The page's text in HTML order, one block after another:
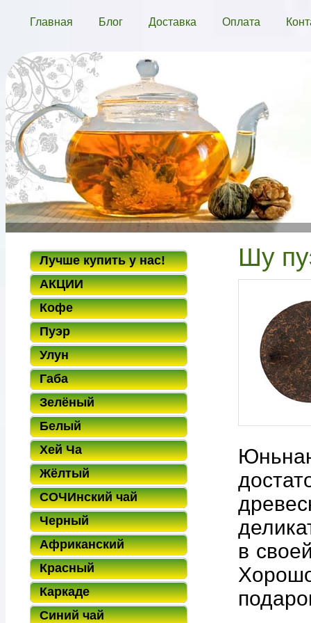
Главная Блог Доставка Оплата
Лучше купить у нас!
АКЦИИ
Кофе
Пуэр
Улун
Габа
Зелёный
Белый
Хей Ча
Жёлтый
СОЧИнский чай
Черный
Африканский
Красный
Каркаде
Синий чай
Шу
в